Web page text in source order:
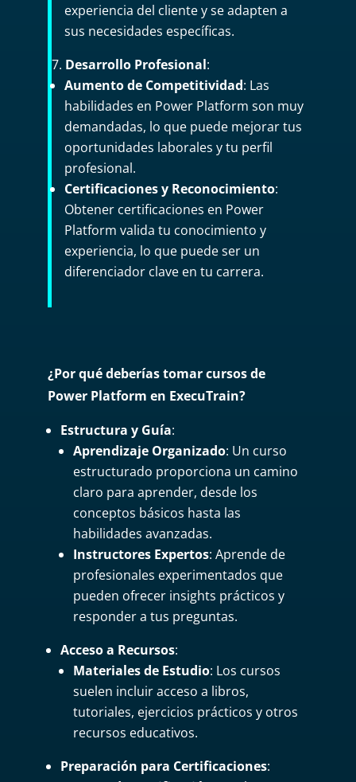
experiencia del cliente y se adapten a
sus necesidades específicas.
Desarrollo Profesional:
Aumento de Competitividad: Las
habilidades en Power Platform son muy
demandadas, lo que puede mejorar tus
oportunidades laborales y tu perfil
profesional.
Certificaciones y Reconocimiento:
Obtener certificaciones en Power
Platform valida tu conocimiento y
experiencia, lo que puede ser un
diferenciador clave en tu carrera.
¿Por qué deberías tomar cursos de
Power Platform en ExecuTrain?
Estructura y Guía:
Aprendizaje Organizado: Un curso
estructurado proporciona un camino
claro para aprender, desde los
conceptos básicos hasta las
habilidades avanzadas.
Instructores Expertos: Aprende de
profesionales experimentados que
pueden ofrecer insights prácticos y
responder a tus preguntas.
Acceso a Recursos:
Materiales de Estudio: Los cursos
suelen incluir acceso a libros,
tutoriales, ejercicios prácticos y otros
recursos educativos.
Preparación para Certificaciones: